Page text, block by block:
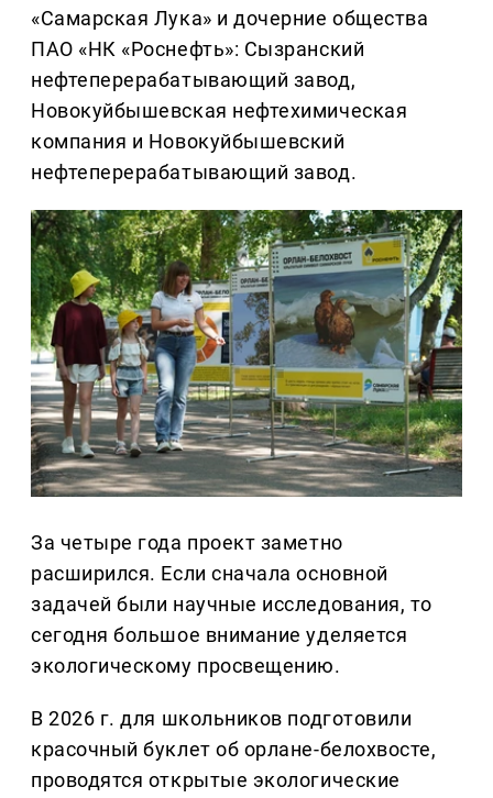
«Самарская Лука» и дочерние общества
ПАО «НК «Роснефть»: Сызранский
нефтеперерабатывающий завод,
Новокуйбышевская нефтехимическая
компания и Новокуйбышевский
нефтеперерабатывающий завод.
За четыре года проект заметно
расширился. Если сначала основной
задачей были научные исследования, то
сегодня большое внимание уделяется
экологическому просвещению.
В 2026 г. для школьников подготовили
красочный буклет об орлане-белохвосте,
проводятся открытые экологические